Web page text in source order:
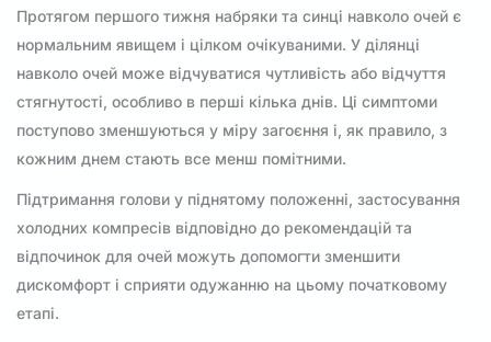
Протягом першого тижня набряки та синці навколо очей є
нормальним явищем і цілком очікуваними. У ділянці
навколо очей може відчуватися чутливість або відчуття
стягнутості, особливо в перші кілька днів. Ці симптоми
поступово зменшуються у міру загоєння і, як правило, з
кожним днем стають все менш помітними.
Підтримання голови у піднятому положенні, застосування
холодних компресів відповідно до рекомендацій та
відпочинок для очей можуть допомогти зменшити
дискомфорт і сприяти одужанню на цьому початковому
етапі.